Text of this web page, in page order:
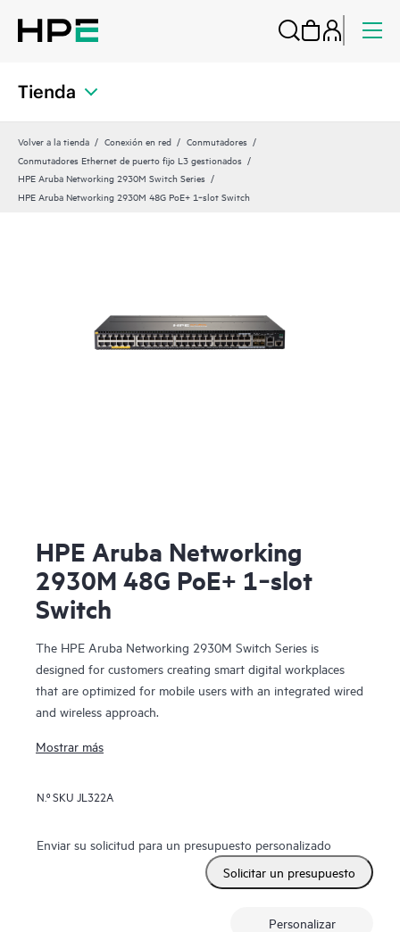
Tienda
Volver a la tienda Conexión en red
Conmutadores
Conmutadores Ethernet de puerto fijo L3 gestionados
HPE Aruba Networking 2930M Switch Series
HPE Aruba Networking 2930M 48G PoE+ 1‑slot Switch
HPE Aruba Networking
2930M 48G PoE+ 1‑slot
Switch
The HPE Aruba Networking 2930M Switch Series is
designed for customers creating smart digital workplaces
that are optimized for mobile users with an integrated wired
and wireless approach.
Mostrar más
N.º SKU JL322A
Enviar su solicitud para un presupuesto personalizado
Solicitar un presupuesto
Personalizar